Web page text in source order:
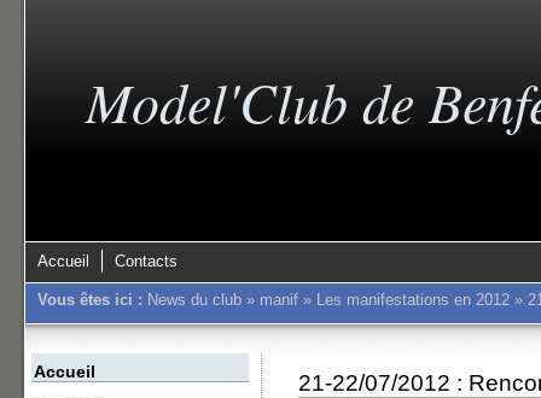
Model'Club de
Accueil Contacts
Vous êtes ici : News du club» manif» Les manifestations en 2012»
21-22/07/2012 :
Accueil